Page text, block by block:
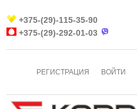
+375-(29)-115-35-90
+375-(29)-292-01-03
РЕГИСТРАЦИЯ ВОЙТИ